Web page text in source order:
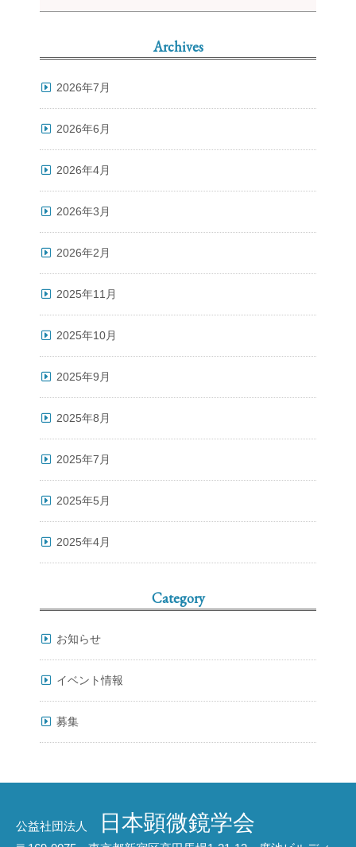
Archives
2026年7月
2026年6月
2026年4月
2026年3月
2026年2月
2025年11月
2025年10月
2025年9月
2025年8月
2025年7月
2025年5月
2025年4月
Category
お知らせ
イベント情報
募集
公益社団法人 日本顕微鏡学会